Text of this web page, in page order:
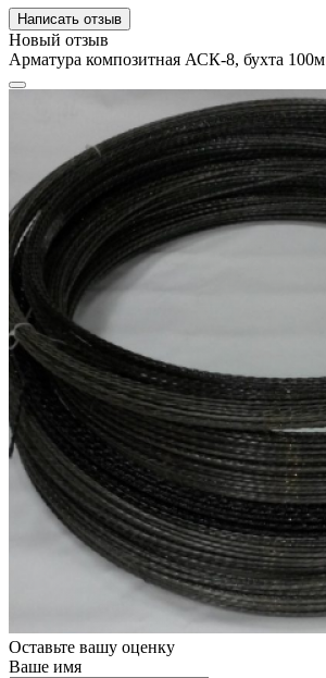
Написать отзыв
Новый отзыв
Арматура композитная АСК-8, бухта 100м
Оставьте вашу оценку
Ваше имя